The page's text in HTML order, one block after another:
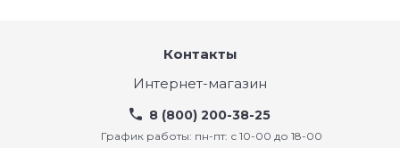
Контакты
Интернет-магазин
8 (800) 200-38-25
График работы: пн-пт: с 10-00 до 18-00